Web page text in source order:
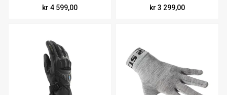
kr 4 599,00
kr 3 299,00